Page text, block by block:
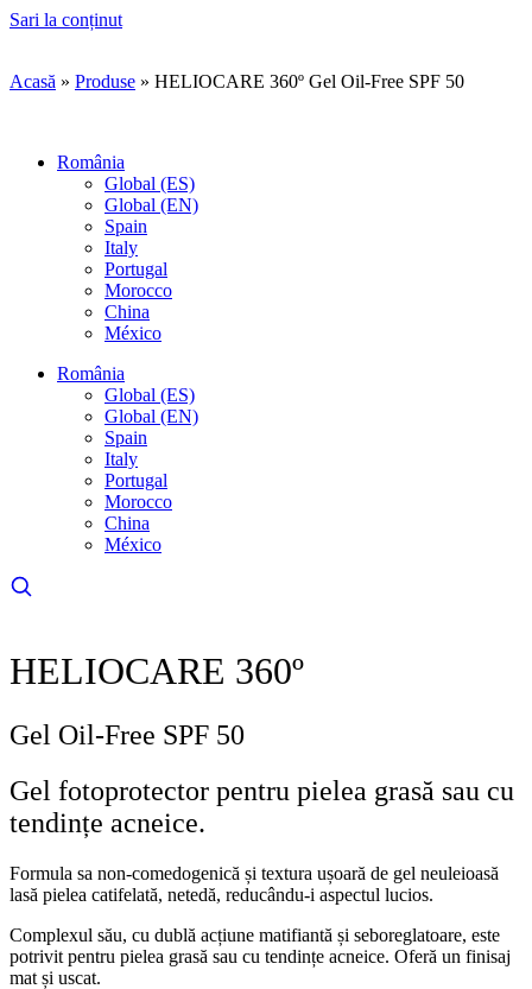
Sari la conținut
Acasă » Produse » HELIOCARE 360º Gel Oil-Free SPF 50
România
Global (ES)
Global (EN)
Spain
Italy
Portugal
Morocco
China
México
România
Global (ES)
Global (EN)
Spain
Italy
Portugal
Morocco
China
México
HELIOCARE 360º
Gel Oil-Free SPF 50
Gel fotoprotector pentru pielea grasă sau cu
tendințe acneice.
Formula sa non-comedogenică și textura ușoară de gel neuleioasă
lasă pielea catifelată, netedă, reducându-i aspectul lucios.
Complexul său, cu dublă acțiune matifiantă și seboreglatoare, este
potrivit pentru pielea grasă sau cu tendințe acneice. Oferă un finisaj
mat și uscat.